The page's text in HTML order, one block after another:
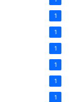
1
1
1
1
1
1